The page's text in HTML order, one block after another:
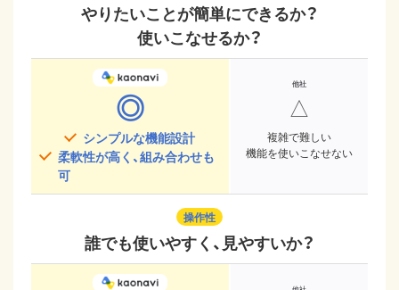
やりたいことが簡単にできるか？
使いこなせるか？
◎
シンプルな機能設計
柔軟性が高く、組み合わせも
可
△
複雑で難しい
機能を使いこなせない
操作性
誰でも使いやすく、見やすいか？